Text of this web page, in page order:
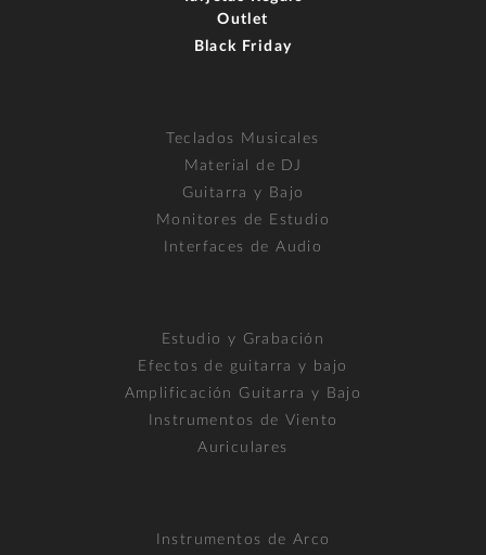
Outlet
Black Friday
Teclados Musicales
Material de DJ
Guitarra y Bajo
Monitores de Estudio
Interfaces de Audio
Estudio y Grabación
Efectos de guitarra y bajo
Amplificación Guitarra y Bajo
Instrumentos de Viento
Auriculares
Instrumentos de Arco